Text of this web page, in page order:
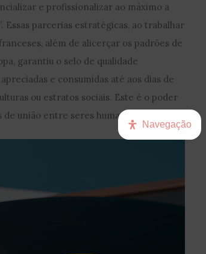
e profissionalizar ao máximo a
Essas parcerias estratégicas, ao trabalhar
além de alicerçar os padrões de
garantiu o selo de qualidade
e consumidas até aos dias de
ou estratos sociais. Este é o poder
união entre seres humanos.
Navegação